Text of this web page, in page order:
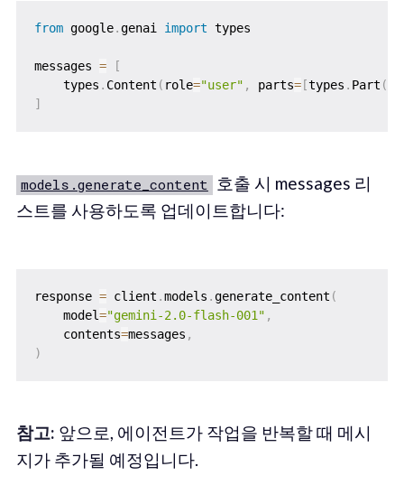
from google.genai import types
messages =
[
    types
. Content ( role="user" , parts=[types . Part (
]
models.generate_content 호출 시 messages 리
스트를 사용하도록 업데이트합니다:
response = client .models .generate_content (
    model
="gemini-2.0-flash-001" ,
    contents
=messages ,
)
참고: 앞으로, 에이전트가 작업을 반복할 때 메시
지가 추가될 예정입니다.